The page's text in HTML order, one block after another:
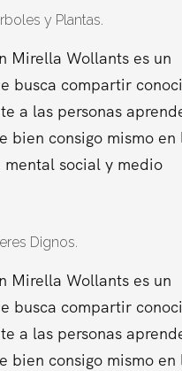
y Plantas.
Mirella Wollants es un
busca compartir
a las personas
bien consigo mismo en
mental social y medio
Dignos.
Mirella Wollants es un
busca compartir
a las personas
bien consigo mismo en